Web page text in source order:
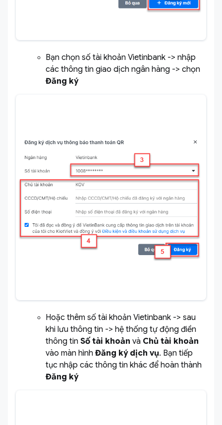
Bạn chọn số tài khoản Vietinbank -> nhập
các thông tin giao dịch ngân hàng -> chọn
Đăng ký
Hoặc thêm số tài khoản Vietinbank -> sau
khi lưu thông tin -> hệ thống tự động điền
thông tin Số tài khoản và Chủ tài khoản
vào màn hình Đăng ký dịch vụ. Bạn tiếp
tục nhập các thông tin khác để hoàn thành
Đăng ký